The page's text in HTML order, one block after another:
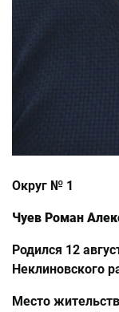
Округ № 1
Чуев Роман
Родился 12
Неклиновского
Место